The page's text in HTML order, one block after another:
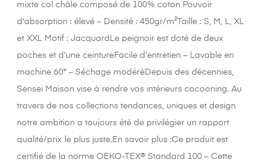
mixte col châle composé de 100% coton Pouvoir
d'absorption : élevé – Densité : 450gr/m²Taille : S, M, L, XL
et XXL Motif : JacquardLe peignoir est doté de deux
poches et d'une ceintureFacile d'entretien – Lavable en
machine 60° – Séchage modéréDepuis des décennies,
Sensei Maison vise à rendre vos intérieurs cocooning. Au
travers de nos collections tendances, uniques et design
notre ambition a toujours été de privilégier un rapport
qualité/prix le plus juste.En savoir plus :Ce produit est
certifié de la norme OEKO-TEX® Standard 100 – Cette